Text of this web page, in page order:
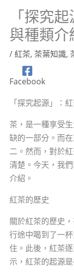
「探究
與種類介
/紅茶, 茶葉知識,
Facebook
「探究起源」：
茶，是一種享受
缺的一部分。而
二。然而，對於
清楚。今天，我
介紹。
紅茶的歷史
關於紅茶的歷史
行途中喝到了一
住。此後，紅茶
示，紅茶的起源